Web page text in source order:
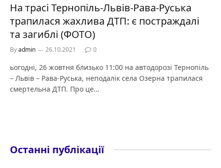
На трасі Тернопіль-Львів-Рава-Руська
трапилася жахлива ДТП: є постраждалі
та загиблі (ФОТО)
Byadmin 26.10.2021 0
ьогодні, 26 жовтня близько 11:00 на автодорозі Тернопіль
– Львів – Рава-Руська, неподалік села Озерна трапилася
смертельна ДТП. Про це…
Останні публікації